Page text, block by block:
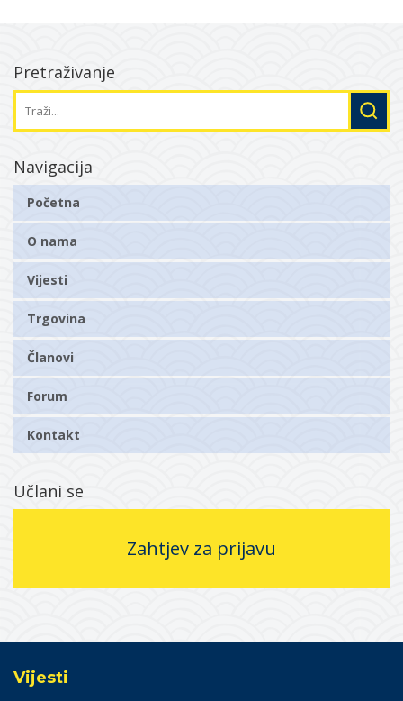
Pretraživanje
Navigacija
Početna
O nama
Vijesti
Trgovina
Članovi
Forum
Kontakt
Učlani se
Zahtjev za prijavu
Vijesti